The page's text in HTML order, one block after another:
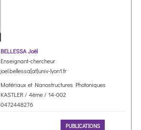
BELLESSA Joël
Enseignant-chercheur
joel.bellessa[at]univ-lyon1.fr
Matériaux et Nanostructures Photoniques
KASTLER / 4ème / 14-002
0472448276
PUBLICATIONS